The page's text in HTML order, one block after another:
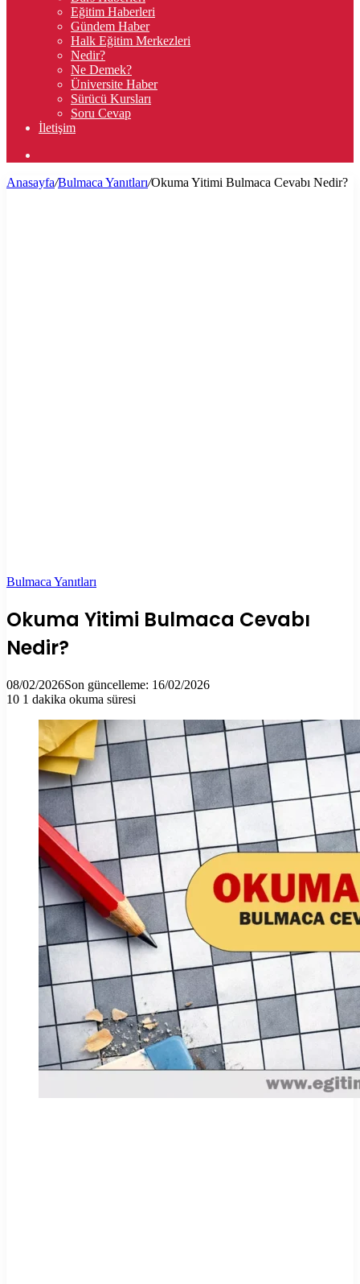
Eğitim Haberleri
Gündem Haber
Halk Eğitim Merkezleri
Nedir?
Ne Demek?
Üniversite Haber
Sürücü Kursları
Soru Cevap
İletişim
...
Anasayfa/Bulmaca Yanıtları/Okuma Yitimi Bulmaca Cevabı Nedir?
Bulmaca Yanıtları
Okuma Yitimi Bulmaca Cevabı
Nedir?
08/02/2026Son güncelleme: 16/02/2026
10 1 dakika okuma süresi